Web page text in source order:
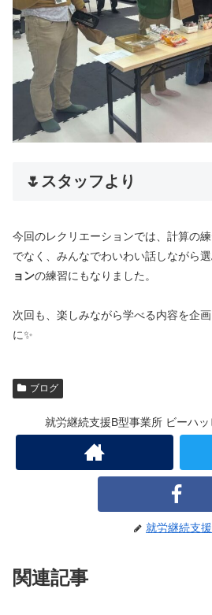
🌷スタッフより
今回のレクリエーションでは、計算の
でなく、みんなでわいわい話しながら
ョンの練習にもなりました。
次回も、楽しみながら学べる内容を企
に✨
ブログ
就労継続支援B型事業所 ビーハ
就労継続支
関連記事